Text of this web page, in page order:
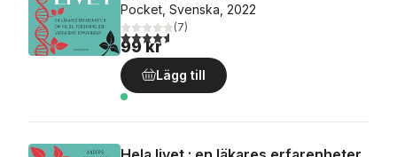
Pocket, Svenska, 2022
4,6utav 5 stjärnor. Totalt antal röster:
(7)
99 kr
Lägg till